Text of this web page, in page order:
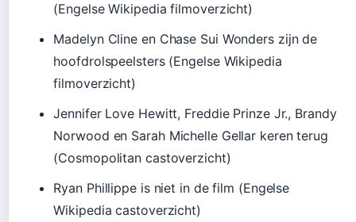
(Engelse Wikipedia filmoverzicht)
Madelyn Cline en Chase Sui Wonders zijn de
hoofdrolspeelsters (Engelse Wikipedia
filmoverzicht)
Jennifer Love Hewitt, Freddie Prinze Jr., Brandy
Norwood en Sarah Michelle Gellar keren terug
(Cosmopolitan castoverzicht)
Ryan Phillippe is niet in de film (Engelse
Wikipedia castoverzicht)